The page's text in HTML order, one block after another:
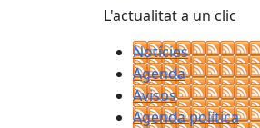
L'actualitat a un clic
Notícies
Agenda
Avisos
Agenda política